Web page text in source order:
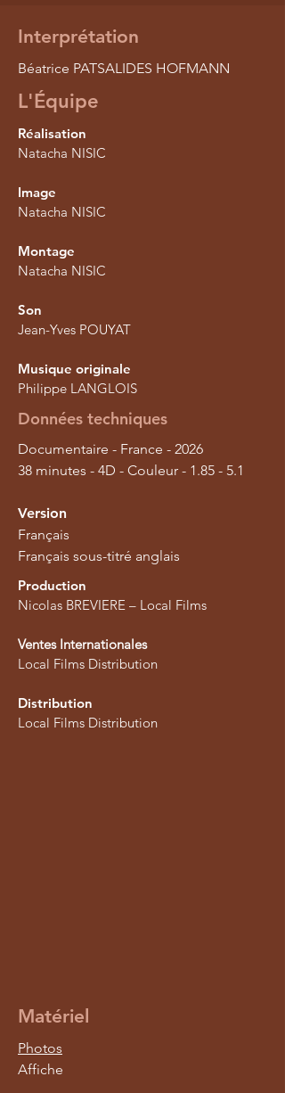
Interprétation
Béatrice PATSALIDES HOFMANN
L'Équipe
Réalisation
Natacha NISIC
Image
Natacha NISIC
Montage
Natacha NISIC
Son
Jean-Yves POUYAT
Musique originale
Philippe LANGLOIS
Données techniques
Documentaire - France - 2026
38 minutes - 4D - Couleur - 1.85 - 5.1
Version
Français
Français sous-titré anglais
Production
Nicolas BREVIERE – Local Films​
Ventes Internationales
Local Films Distribution
Distribution
Local Films Distribution
Matériel
Photos
Affiche